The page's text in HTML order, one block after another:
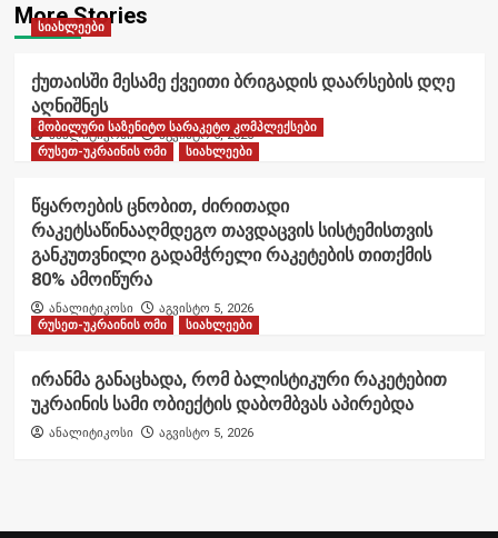
More Stories
სიახლეები
ქუთაისში მესამე ქვეითი ბრიგადის დაარსების დღე
აღნიშნეს
ანალიტიკოსი აგვისტო 6, 2026
მობილური საზენიტო სარაკეტო კომპლექსები
რუსეთ-უკრაინის ომი
სიახლეები
წყაროების ცნობით, ძირითადი
რაკეტსაწინააღმდეგო თავდაცვის სისტემისთვის
განკუთვნილი გადამჭრელი რაკეტების თითქმის
80% ამოიწურა
ანალიტიკოსი
აგვისტო 5, 2026
რუსეთ-უკრაინის ომი
სიახლეები
ირანმა განაცხადა, რომ ბალისტიკური რაკეტებით
უკრაინის სამი ობიექტის დაბომბვას აპირებდა
ანალიტიკოსი აგვისტო 5, 2026